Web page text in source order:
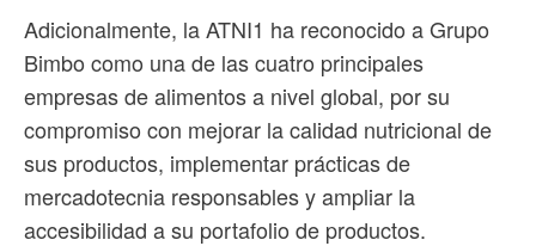
Adicionalmente, la ATNI1 ha reconocido a Grupo
Bimbo como una de las cuatro principales
empresas de alimentos a nivel global, por su
compromiso con mejorar la calidad nutricional de
sus productos, implementar prácticas de
mercadotecnia responsables y ampliar la
accesibilidad a su portafolio de productos.